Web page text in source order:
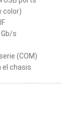
color)
s
(COM)
el chasis